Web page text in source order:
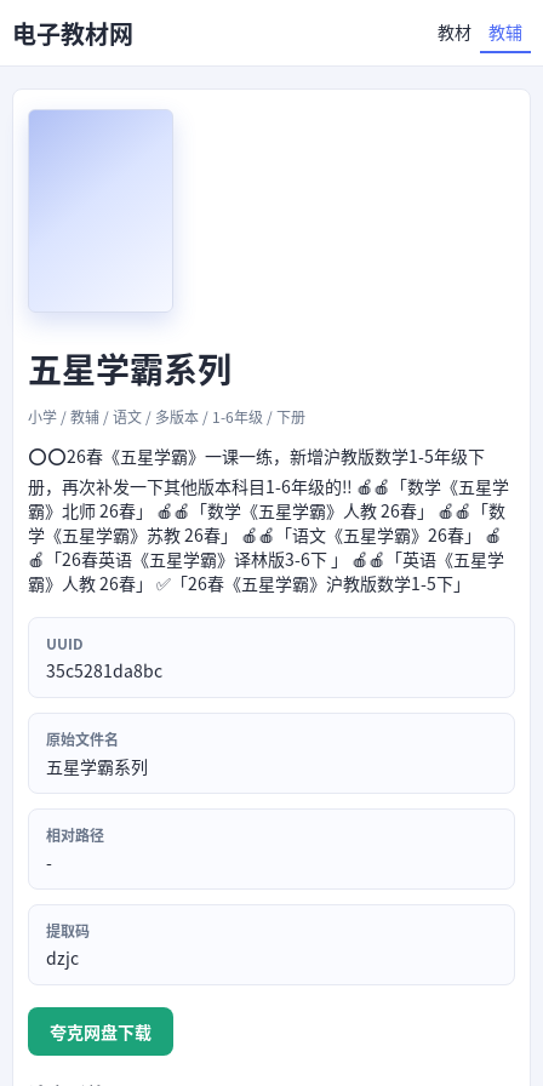
电子教材网 教材 教辅
五星学霸系列
小学 / 教辅 / 语文 / 多版本 / 1-6年级 / 下册
⭕⭕26春《五星学霸》一课一练，新增沪教版数学1-5年级下
册，再次补发一下其他版本科目1-6年级的‼️ 🍎🍎「数学《五星学
霸》北师 26春」 🍎🍎「数学《五星学霸》人教 26春」 🍎🍎「数
学《五星学霸》苏教 26春」 🍎🍎「语文《五星学霸》26春」 🍎
🍎「26春英语《五星学霸》译林版3-6下 」 🍎🍎「英语《五星学
霸》人教 26春」 ✅️「26春《五星学霸》沪教版数学1-5下」
UUID
35c5281da8bc
原始文件名
五星学霸系列
相对路径
-
提取码
dzjc
夸克网盘下载